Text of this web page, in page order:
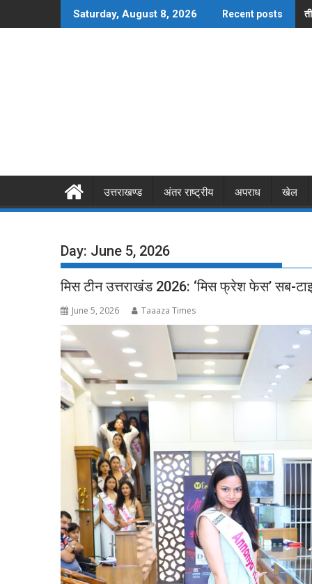
to
Saturday, August 8, 2026 Recent posts
उत्तराखण्ड अंतर राष्ट्रीय अपराध खेल
Day: June 5, 2026
मिस टीन उत्तराखंड 2026: ‘मिस फ्रेश फेस’ सब-
June 5, 2026 Taaaza Times